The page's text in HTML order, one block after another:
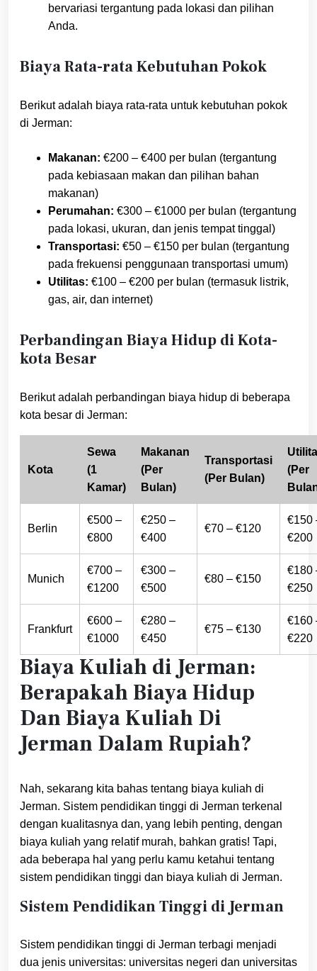
bervariasi tergantung pada lokasi dan pilihan
Anda.
Biaya Rata-rata Kebutuhan Pokok
Berikut adalah biaya rata-rata untuk kebutuhan pokok
di Jerman:
Makanan: €200 – €400 per bulan (tergantung
pada kebiasaan makan dan pilihan bahan
makanan)
Perumahan: €300 – €1000 per bulan (tergantung
pada lokasi, ukuran, dan jenis tempat tinggal)
Transportasi: €50 – €150 per bulan (tergantung
pada frekuensi penggunaan transportasi umum)
Utilitas: €100 – €200 per bulan (termasuk listrik,
gas, air, dan internet)
Perbandingan Biaya Hidup di Kota-
kota Besar
Berikut adalah perbandingan biaya hidup di beberapa
kota besar di Jerman:
Kota
Sewa
(1
Kamar)
Makanan
(Per
Bulan)
Transportasi
(Per Bulan)
(Per
Berlin
€500 –
€800
€250 –
€400
€70 – €120
€150
€200
Munich
€700 –
€1200
€300 –
€500
€80 – €150
€180
€250
Frankfurt
€600 –
€1000
€280 –
€450
€75 – €130
€160
€220
Biaya Kuliah di Jerman:
Berapakah Biaya Hidup
Dan Biaya Kuliah Di
Jerman Dalam Rupiah?
Nah, sekarang kita bahas tentang biaya kuliah di
Jerman. Sistem pendidikan tinggi di Jerman terkenal
dengan kualitasnya dan, yang lebih penting, dengan
biaya kuliah yang relatif murah, bahkan gratis! Tapi,
ada beberapa hal yang perlu kamu ketahui tentang
sistem pendidikan tinggi dan biaya kuliah di Jerman.
Sistem Pendidikan Tinggi di Jerman
Sistem pendidikan tinggi di Jerman terbagi menjadi
dua jenis universitas: universitas negeri dan universitas